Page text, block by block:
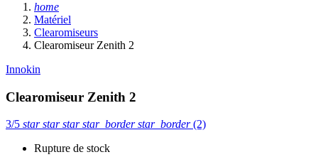
home
Matériel
Clearomiseurs
Clearomiseur Zenith 2
Innokin
Clearomiseur Zenith 2
3/5 starstarstarstar_borderstar_border(2)
Rupture de stock